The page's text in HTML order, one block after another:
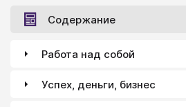
Содержание
Работа над собой
Успех, деньги, бизнес